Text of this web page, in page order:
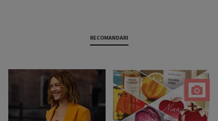
RECOMANDARI